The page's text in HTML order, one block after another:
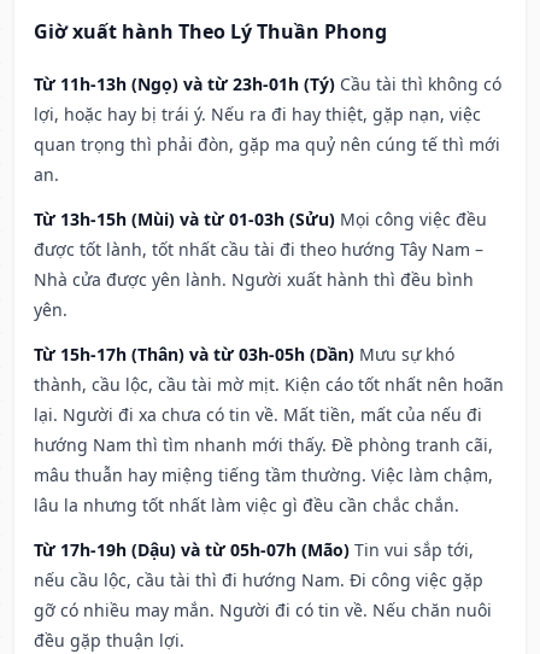
Giờ xuất hành Theo Lý Thuần Phong
Từ 11h-13h (Ngọ) và từ 23h-01h (Tý) Cầu tài thì không có
lợi, hoặc hay bị trái ý. Nếu ra đi hay thiệt, gặp nạn, việc
quan trọng thì phải đòn, gặp ma quỷ nên cúng tế thì mới
an.
Từ 13h-15h (Mùi) và từ 01-03h (Sửu) Mọi công việc đều
được tốt lành, tốt nhất cầu tài đi theo hướng Tây Nam –
Nhà cửa được yên lành. Người xuất hành thì đều bình
yên.
Từ 15h-17h (Thân) và từ 03h-05h (Dần) Mưu sự khó
thành, cầu lộc, cầu tài mờ mịt. Kiện cáo tốt nhất nên hoãn
lại. Người đi xa chưa có tin về. Mất tiền, mất của nếu đi
hướng Nam thì tìm nhanh mới thấy. Đề phòng tranh cãi,
mâu thuẫn hay miệng tiếng tầm thường. Việc làm chậm,
lâu la nhưng tốt nhất làm việc gì đều cần chắc chắn.
Từ 17h-19h (Dậu) và từ 05h-07h (Mão) Tin vui sắp tới,
nếu cầu lộc, cầu tài thì đi hướng Nam. Đi công việc gặp
gỡ có nhiều may mắn. Người đi có tin về. Nếu chăn nuôi
đều gặp thuận lợi.